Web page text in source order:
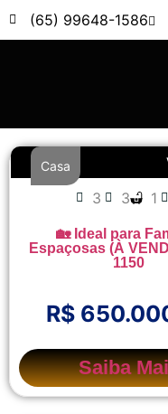
(65) 99648-1586
Casa
3 3 1
🏡 Ideal para
Espaçosas (À
1150
R$
Saiba